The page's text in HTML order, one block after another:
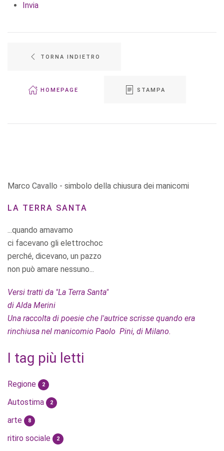
Invia
TORNA INDIETRO
HOMEPAGE STAMPA
Marco Cavallo - simbolo della chiusura dei manicomi
LA TERRA SANTA
...quando amavamo
ci facevano gli elettrochoc
perché, dicevano, un pazzo
non può amare nessuno...
Versi tratti da "La Terra Santa"
di Alda Merini
Una raccolta di poesie che l'autrice scrisse quando era
rinchiusa nel manicomio Paolo Pini, di Milano.
I tag più letti
Regione 2
Autostima 2
arte 8
ritiro sociale 2